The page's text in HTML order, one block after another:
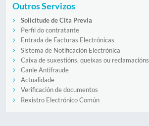
Outros Servizos
Solicitude de Cita Previa
Perfil do contratante
Entrada de Facturas Electrónicas
Sistema de Notificación Electrónica
Caixa de suxestións, queixas ou reclamacións
Canle Antifraude
Actualidade
Verificación de documentos
Rexistro Electrónico Común